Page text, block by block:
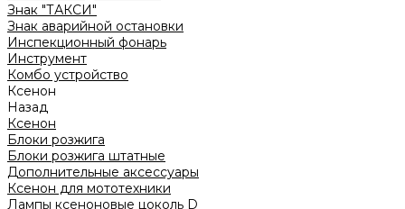
Знак "ТАКСИ"
Знак аварийной остановки
Инспекционный фонарь
Инструмент
Комбо устройство
Ксенон
Назад
Ксенон
Блоки розжига
Блоки розжига штатные
Дополнительные аксессуары
Ксенон для мототехники
Лампы ксеноновые цоколь D